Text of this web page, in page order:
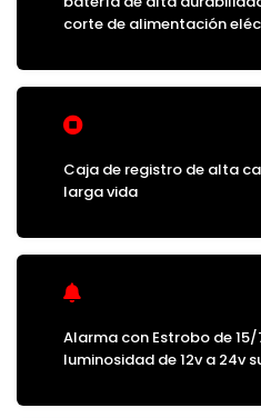
corte de alimentación
Caja de registro de alta
larga vida
Alarma con Estrobo de
luminosidad de 12v a 24v